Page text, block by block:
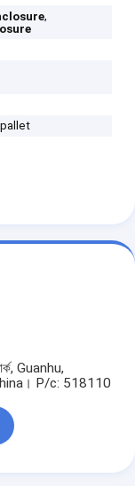
,
Guanhu,
P/c: 518110